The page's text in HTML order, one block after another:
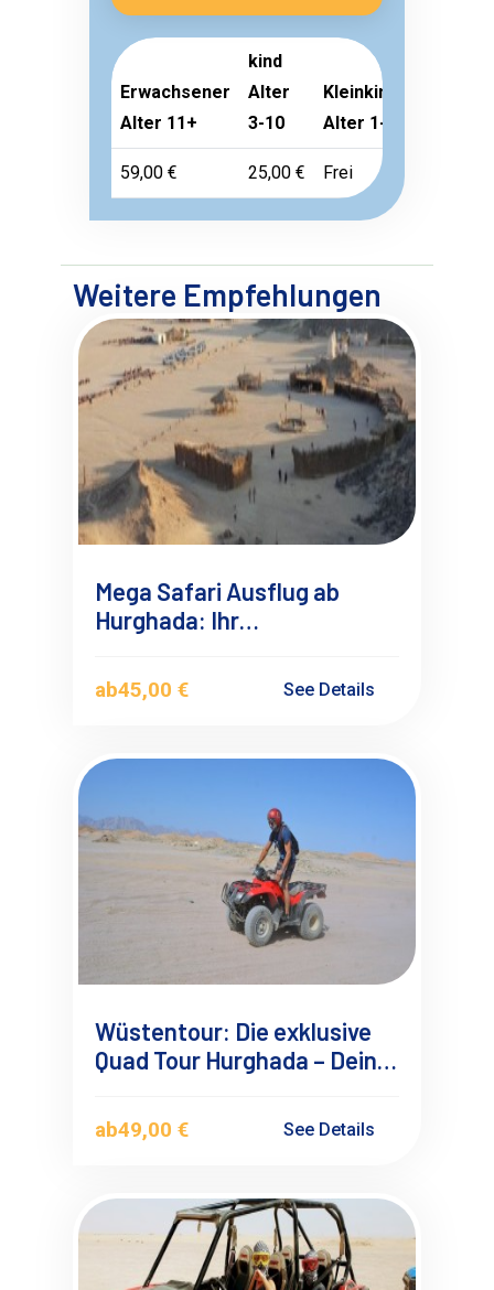
Erwachsener
Alter 11+
kind
Alter
3-10
Kleinkind
Alter 1-2
59,00 € 25,00 € Frei
Weitere Empfehlungen
Mega Safari Ausflug ab
Hurghada: Ihr
Wüstenabenteuer
ab45,00 € See Details
Wüstentour: Die exklusive
Quad Tour Hurghada – Dein
ab49,00 € See Details